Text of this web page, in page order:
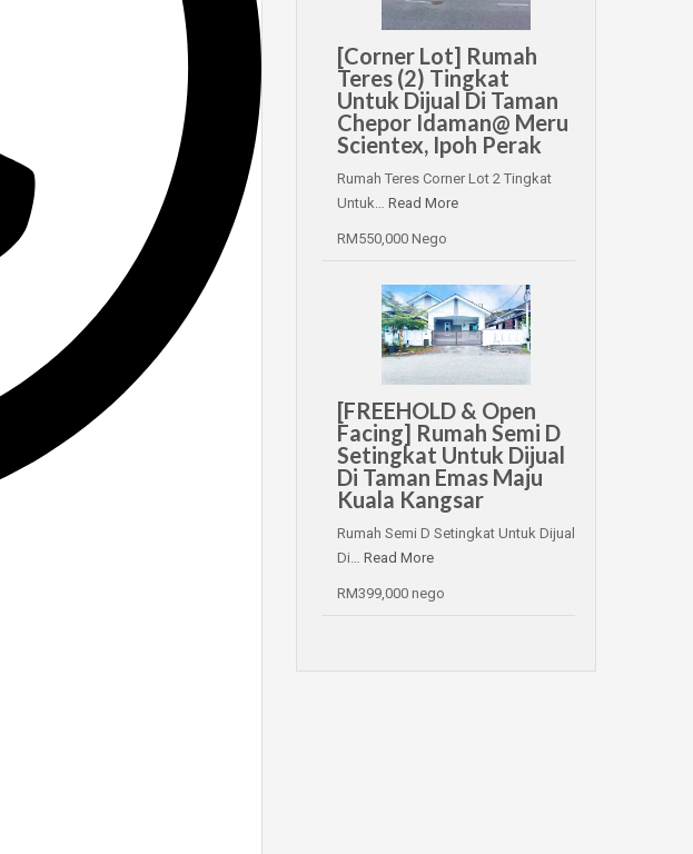
[Corner Lot] Rumah
Teres (2) Tingkat
Untuk Dijual Di Taman
Chepor Idaman@ Meru
Scientex, Ipoh Perak
Rumah Teres Corner Lot 2 Tingkat
Untuk… Read More
RM550,000 Nego
[FREEHOLD & Open
Facing] Rumah Semi D
Setingkat Untuk Dijual
Di Taman Emas Maju
Kuala Kangsar
Rumah Semi D Setingkat Untuk Dijual
Di… Read More
RM399,000 nego